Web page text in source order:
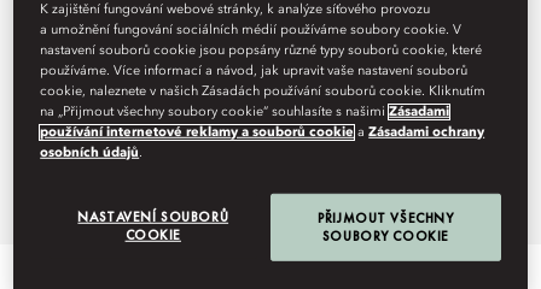
Discover more about our central
location and how to find us with
our easy-to-use maps and
detailed directions.
K zajištění fungování webové stránky, k analýze síťového provozu
a umožnění fungování sociálních médií používáme soubory cookie. V
nastavení souborů cookie jsou popsány různé typy souborů cookie, které
používáme. Více informací a návod, jak upravit vaše nastavení souborů
cookie, naleznete v našich Zásadách používání souborů cookie. Kliknutím
na „Přijmout všechny soubory cookie“ souhlasíte s našimiZásadami
používání internetové reklamy a souborů cookie aZásadami ochrany
osobních údajů.
NASTAVENÍ SOUBORŮ
COOKIE
PŘIJMOUT VŠECHNY
SOUBORY COOKIE